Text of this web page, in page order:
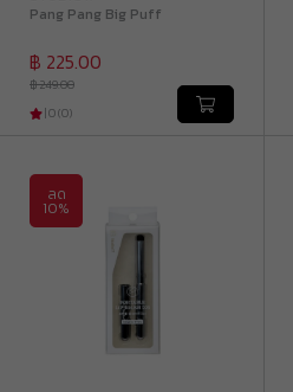
Pang Pang Big Puff
฿ 225.00
฿ 249.00
|0(0)
ลด
10%